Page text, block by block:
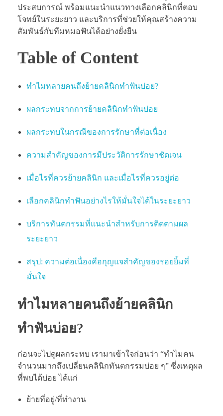
ประสบการณ์ พร้อมแนะนำแนวทางเลือกคลินิกที่ตอบ
โจทย์ในระยะยาว และบริการที่ช่วยให้คุณสร้างความ
สัมพันธ์กับทีมหมอฟันได้อย่างยั่งยืน
Table of Content
ทำไมหลายคนถึงย้ายคลินิกทำฟันบ่อย?
ผลกระทบจากการย้ายคลินิกทำฟันบ่อย
ผลกระทบในกรณีของการรักษาที่ต่อเนื่อง
ความสำคัญของการมีประวัติการรักษาชัดเจน
เมื่อไรที่ควรย้ายคลินิก และเมื่อไรที่ควรอยู่ต่อ
เลือกคลินิกทำฟันอย่างไรให้มั่นใจได้ในระยะยาว
บริการทันตกรรมที่แนะนำสำหรับการติดตามผล
ระยะยาว
สรุป: ความต่อเนื่องคือกุญแจสำคัญของรอยยิ้มที่
มั่นใจ
ทำไมหลายคนถึงย้ายคลินิก
ทำฟันบ่อย?
ก่อนจะไปดูผลกระทบ เรามาเข้าใจก่อนว่า “ทำไมคน
จำนวนมากถึงเปลี่ยนคลินิกทันตกรรมบ่อย ๆ” ซึ่งเหตุผล
ที่พบได้บ่อย ได้แก่
ย้ายที่อยู่/ที่ทำงาน